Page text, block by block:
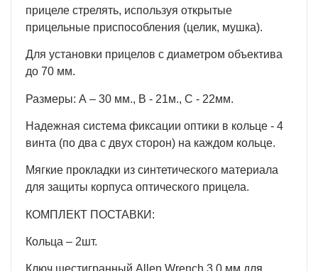
прицеле стрелять, используя открытые
прицельные приспособления (целик, мушка).
Для установки прицелов с диаметром объектива
до 70 мм.
Размеры: А – 30 мм., В - 21м., С - 22мм.
Надежная система фиксации оптики в кольце - 4
винта (по два с двух сторон) на каждом кольце.
Мягкие прокладки из синтетического материала
для защиты корпуса оптического прицела.
КОМПЛЕКТ ПОСТАВКИ:
Кольца – 2шт.